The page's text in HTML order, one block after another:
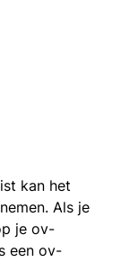
kan het
Als je
je ov-
een ov-